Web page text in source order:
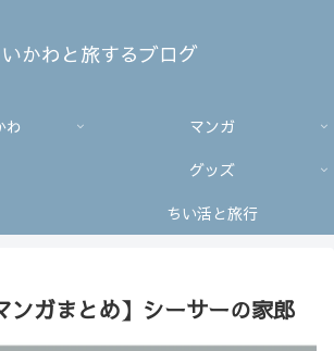
かわと旅するブログ
わ
マンガ
グッズ
ちい活と旅行
ンガまとめ】シーサーの家郎